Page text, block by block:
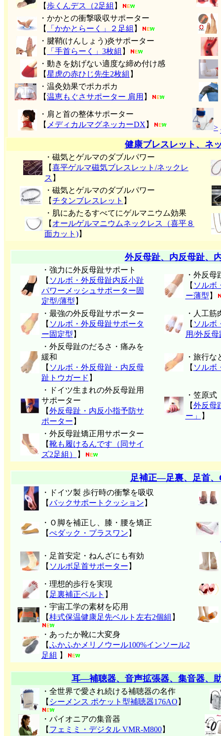
【歩くんデス（2足組 】
・かかとの衝撃吸収サポーター
【
「かかとらーく」２足組 】
・腱鞘(けんしょう)炎サポーター
【
「手首らーく」3枚組 】
・動きを妨げない適度な締め付け感
【星虎の赤ひじ先生2枚組 】
・温灸効果でポカポカ
【温恵もぐさサポーター 肩用 】
・肩と首の整体サポーター
【 メディカルマグネッカーDX 】 >
健康ブレスレット、ネ
・磁気とゲルマのダブルパワー
【喜平ゲルマ磁気ブレスレット/ネックレ
ス 】
・磁気とゲルマのダブルパワー
【チタンブレスレット 】
・肌にあたるすべてにゲルマニウム効果
【 オールゲルマニウムネックレス（喜平８
面カット)】
外反母趾、内反母趾、
・強力に外反母趾サポート
【 ソルボ・外反母趾内反小趾
パワーメッシュサポーター固
定型/薄型 】
・外反
【 ソルボ
ー薄型 】
・最強の外反母趾サポーター
【 ソルボ・外反母趾サポータ
ー固定型 】
・人工筋
【 ソルボ
用/外反
・外反母趾のだるさ・痛みを
緩和
【 ソルボ・外反母趾・内反母
趾トウガード 】
・旅行な
【 ソルボ
・ドイツ生まれの外反母趾用
サポーター
【外反母趾・内反小指予防サ
ポーター 】
・笠原式
【外反母
ー」
】
・外反母趾矯正用サポーター
【靴も履けるんです（同サイ
ズ2足組）
】
足補正―足裏、足首
・ドイツ製 歩行時の衝撃を吸収
【バックサポートクッション 】
・Ｏ脚を補正し、膝・腰を矯正
【ぺダック・プラスワン 】
・足首安定・ねんざにも有効
【 ソルボ足首サポーター 】
・理想的歩行を実現
【 足裏補正ベルト 】
・宇宙工学の素材を応用
【桂式保温健康足先ベルト左右2個組 】
・あったか靴に大変身
【ふかふかメリノウール100%インソール2
足組 】
耳―補聴器、音声拡張器、集音器、
・全世界で愛され続ける補聴器の名作
【 シーメンス ポケット型補聴器176AO 】
・パイオニアの集音器
【 フェミミ・デジタル VMR-M800】